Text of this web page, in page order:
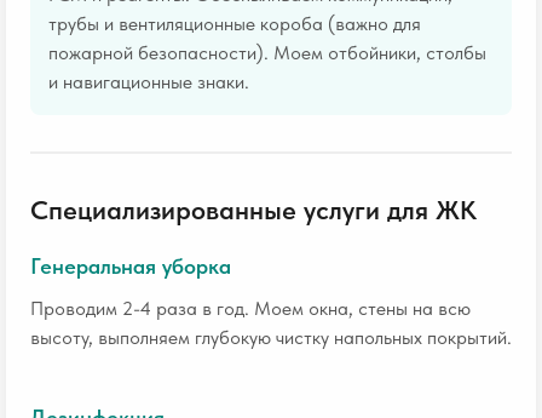
трубы и вентиляционные короба (важно для
пожарной безопасности). Моем отбойники, столбы
и навигационные знаки.
Специализированные услуги для ЖК
Генеральная уборка
Проводим 2-4 раза в год. Моем окна, стены на всю
высоту, выполняем глубокую чистку напольных покрытий.